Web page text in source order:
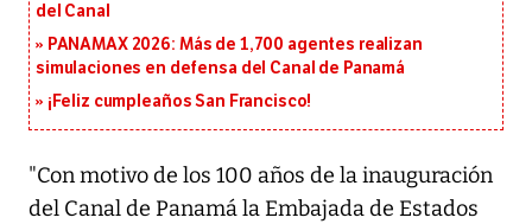
del Canal
PANAMAX 2026: Más de 1,700 agentes realizan
simulaciones en defensa del Canal de Panamá
¡Feliz cumpleaños San Francisco!
"Con motivo de los 100 años de la inauguración
del Canal de Panamá la Embajada de Estados